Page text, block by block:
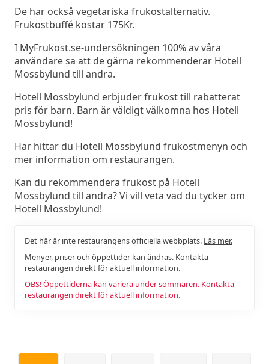
De har också vegetariska frukostalternativ.
Frukostbuffé kostar 175Kr.
I MyFrukost.se-undersökningen 100% av våra
användare sa att de gärna rekommenderar Hotell
Mossbylund till andra.
Hotell Mossbylund erbjuder frukost till rabatterat
pris för barn. Barn är väldigt välkomna hos Hotell
Mossbylund!
Här hittar du Hotell Mossbylund frukostmenyn och
mer information om restaurangen.
Kan du rekommendera frukost på Hotell
Mossbylund till andra? Vi vill veta vad du tycker om
Hotell Mossbylund!
Det här är inte restaurangens officiella webbplats. Läs mer.
Menyer, priser och öppettider kan ändras. Kontakta
restaurangen direkt för aktuell information.
OBS! Öppettiderna kan variera under sommaren. Kontakta
restaurangen direkt för aktuell information.